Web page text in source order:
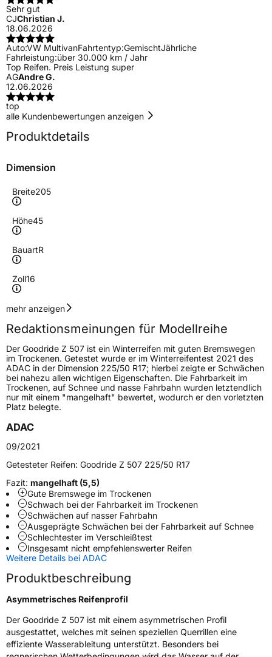
Sehr gut
CJChristian J.
18.06.2026
Auto:VW MultivanFahrtentyp:GemischtJährliche
Fahrleistung:über 30.000 km / Jahr
Top Reifen. Preis Leistung super
AGAndre G.
12.06.2026
top
alle Kundenbewertungen anzeigen
Produktdetails
Dimension
Breite205
Höhe45
BauartR
Zoll16
Geschwindigkeitsindex
Höchstgeschwindigkeit
240 km/h
Lastindex87
Höchstlast545 kg
Generelle Merkmale
Fahrzeugtyp
Verwendung
ModellnameZ 507
FahrzeugartPKW & SUV
Weitere Eigenschaften
SchlauchtypTL
ZustandNeureifen
M+S
Ja
VerstärktXL
mehr anzeigen
Redaktionsmeinungen für Modellreihe
Der Goodride Z 507 ist ein Winterreifen mit guten Bremswegen
im Trockenen. Getestet wurde er im Winterreifentest 2021 des
ADAC in der Dimension 225/50 R17; hierbei zeigte er Schwächen
bei nahezu allen wichtigen Eigenschaften. Die Fahrbarkeit im
Trockenen, auf Schnee und nasse Fahrbahn wurden letztendlich
nur mit einem "mangelhaft" bewertet, wodurch er den vorletzten
Platz belegte.
ADAC
09/2021
Getesteter Reifen: Goodride Z 507 225/50 R17
Fazit: mangelhaft (5,5)
Gute Bremswege im Trockenen
Schwach bei der Fahrbarkeit im Trockenen
Schwächen auf nasser Fahrbahn
Ausgeprägte Schwächen bei der Fahrbarkeit auf Schnee
Schlechtester im Verschleißtest
Insgesamt nicht empfehlenswerter Reifen
Weitere Details bei ADAC
Produktbeschreibung
Asymmetrisches Reifenprofil
Der Goodride Z 507 ist mit einem asymmetrischen Profil
ausgestattet, welches mit seinen speziellen Querrillen eine
effiziente Wasserableitung unterstützt. Besonders bei